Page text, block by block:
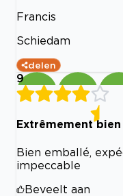
Francis
Schiedam
delen
9
Extrêmement bien
Bien emballé,
impeccable
Beveelt aan